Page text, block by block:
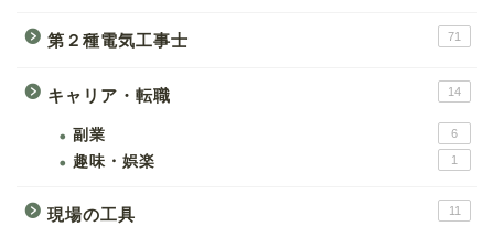
第２種電気工事士 71
キャリア・転職 14
副業 6
趣味・娯楽 1
現場の工具 11